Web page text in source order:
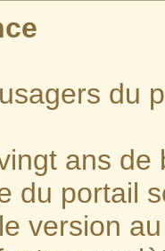
du
ans de
du portail
version au